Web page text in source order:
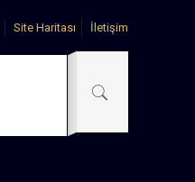
Site Haritası İletişim